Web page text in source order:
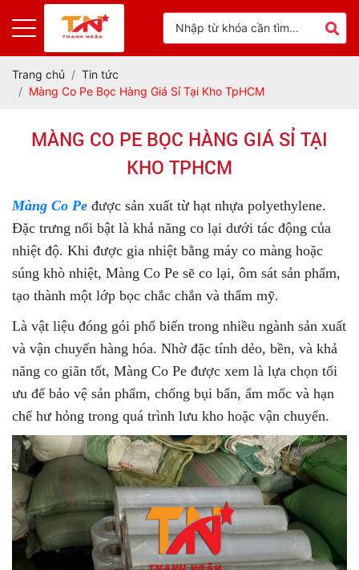
Trang chủ
Tin tức
Màng Co Pe Bọc Hàng Giá Sỉ Tại Kho TpHCM
MÀNG CO PE BỌC HÀNG GIÁ SỈ TẠI
KHO TPHCM
Màng Co Pe được sản xuất từ hạt nhựa polyethylene.
Đặc trưng nổi bật là khả năng co lại dưới tác động của
nhiệt độ. Khi được gia nhiệt bằng máy co màng hoặc
súng khò nhiệt, Màng Co Pe sẽ co lại, ôm sát sản phẩm,
tạo thành một lớp bọc chắc chắn và thẩm mỹ.
Là vật liệu đóng gói phổ biến trong nhiều ngành sản xuất
và vận chuyển hàng hóa. Nhờ đặc tính dẻo, bền, và khả
năng co giãn tốt, Màng Co Pe được xem là lựa chọn tối
ưu để bảo vệ sản phẩm, chống bụi bẩn, ẩm mốc và hạn
chế hư hỏng trong quá trình lưu kho hoặc vận chuyển.